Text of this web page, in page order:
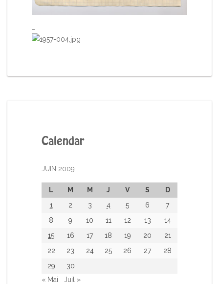
Calendar
JUIN 2009
L M M J V S
D
1
2 3 4 5 6
7
8
9 10 11 12 13
14
15
16 17 18 19 20
21
22
23 24 25 26 27
28
29
30
« Mai
Juil »